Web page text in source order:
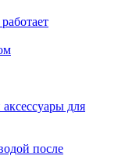
для
после